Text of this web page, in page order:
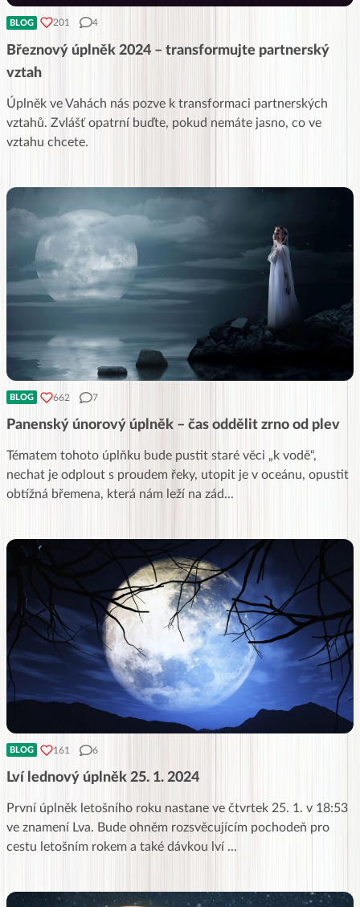
BLOG 201 4
Březnový úplněk 2024 – transformujte partnerský
vztah
Úplněk ve Vahách nás pozve k transformaci partnerských
vztahů. Zvlášť opatrní buďte, pokud nemáte jasno, co ve
vztahu chcete.
BLOG 662 7
Panenský únorový úplněk – čas oddělit zrno od plev
Tématem tohoto úplňku bude pustit staré věci „k vodě“,
nechat je odplout s proudem řeky, utopit je v oceánu, opustit
obtížná břemena, která nám leží na zád...
BLOG 161 6
Lví lednový úplněk 25. 1. 2024
První úplněk letošního roku nastane ve čtvrtek 25. 1. v 18:53
ve znamení Lva. Bude ohněm rozsvěcujícím pochodeň pro
cestu letošním rokem a také dávkou lví ...